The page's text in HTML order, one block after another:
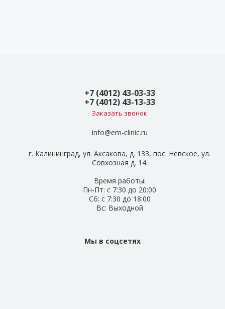
+7 (4012) 43-03-33
+7 (4012) 43-13-33
Заказать звонок
info@em-clinic.ru
г. Калининград, ул. Аксакова, д. 133, пос. Невское, ул.
Совхозная д. 14.
Время работы:
Пн-Пт: с 7:30 до 20:00
Сб: с 7:30 до 18:00
Вс: Выходной
Мы в соцсетях